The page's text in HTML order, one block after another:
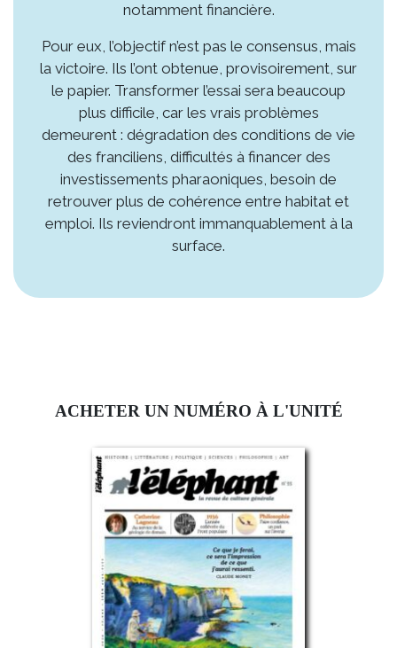
notamment financière.
Pour eux, l’objectif n’est pas le consensus, mais
la victoire. Ils l’ont obtenue, provisoirement, sur
le papier. Transformer l’essai sera beaucoup
plus difficile, car les vrais problèmes
demeurent : dégradation des conditions de vie
des franciliens, difficultés à financer des
investissements pharaoniques, besoin de
retrouver plus de cohérence entre habitat et
emploi. Ils reviendront immanquablement à la
surface.
ACHETER UN NUMÉRO À L'UNITÉ